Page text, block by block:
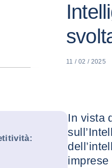
11 / 02 / 2025
In vista